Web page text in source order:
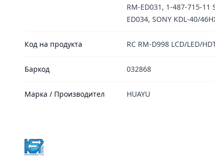
RM-ED031, 1-487-715-11
ED034, SONY KDL-40/
Код на продукта RC RM-D998 LCD/LED/
Баркод 032868
Марка / Производител HUAYU